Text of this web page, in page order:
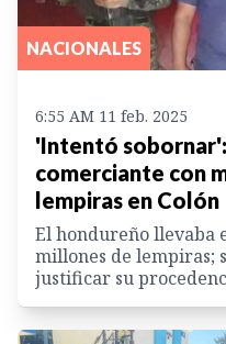
NACIONALES
6:55 AM 11 feb. 2025
'Intentó
comerciante con
lempiras en Colón
El hondureño llevaba
millones de lempiras;
justificar su